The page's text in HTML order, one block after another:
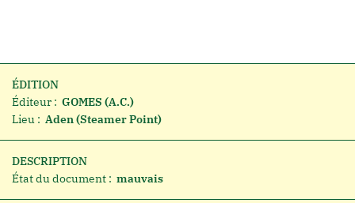
ÉDITION
Éditeur : GOMES (A.C.)
Lieu : Aden (Steamer Point)
DESCRIPTION
État du document : mauvais